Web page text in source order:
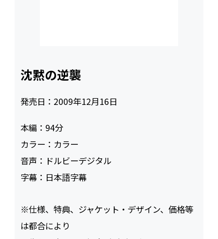
沈黙の逆襲
発売日： 2009年12月16日
本編： 94
カラー： カラー
音声： ドルビーデジタル
字幕： 日本語字幕
※仕様、特典、ジャケット・デザイン、価格等
は都合により